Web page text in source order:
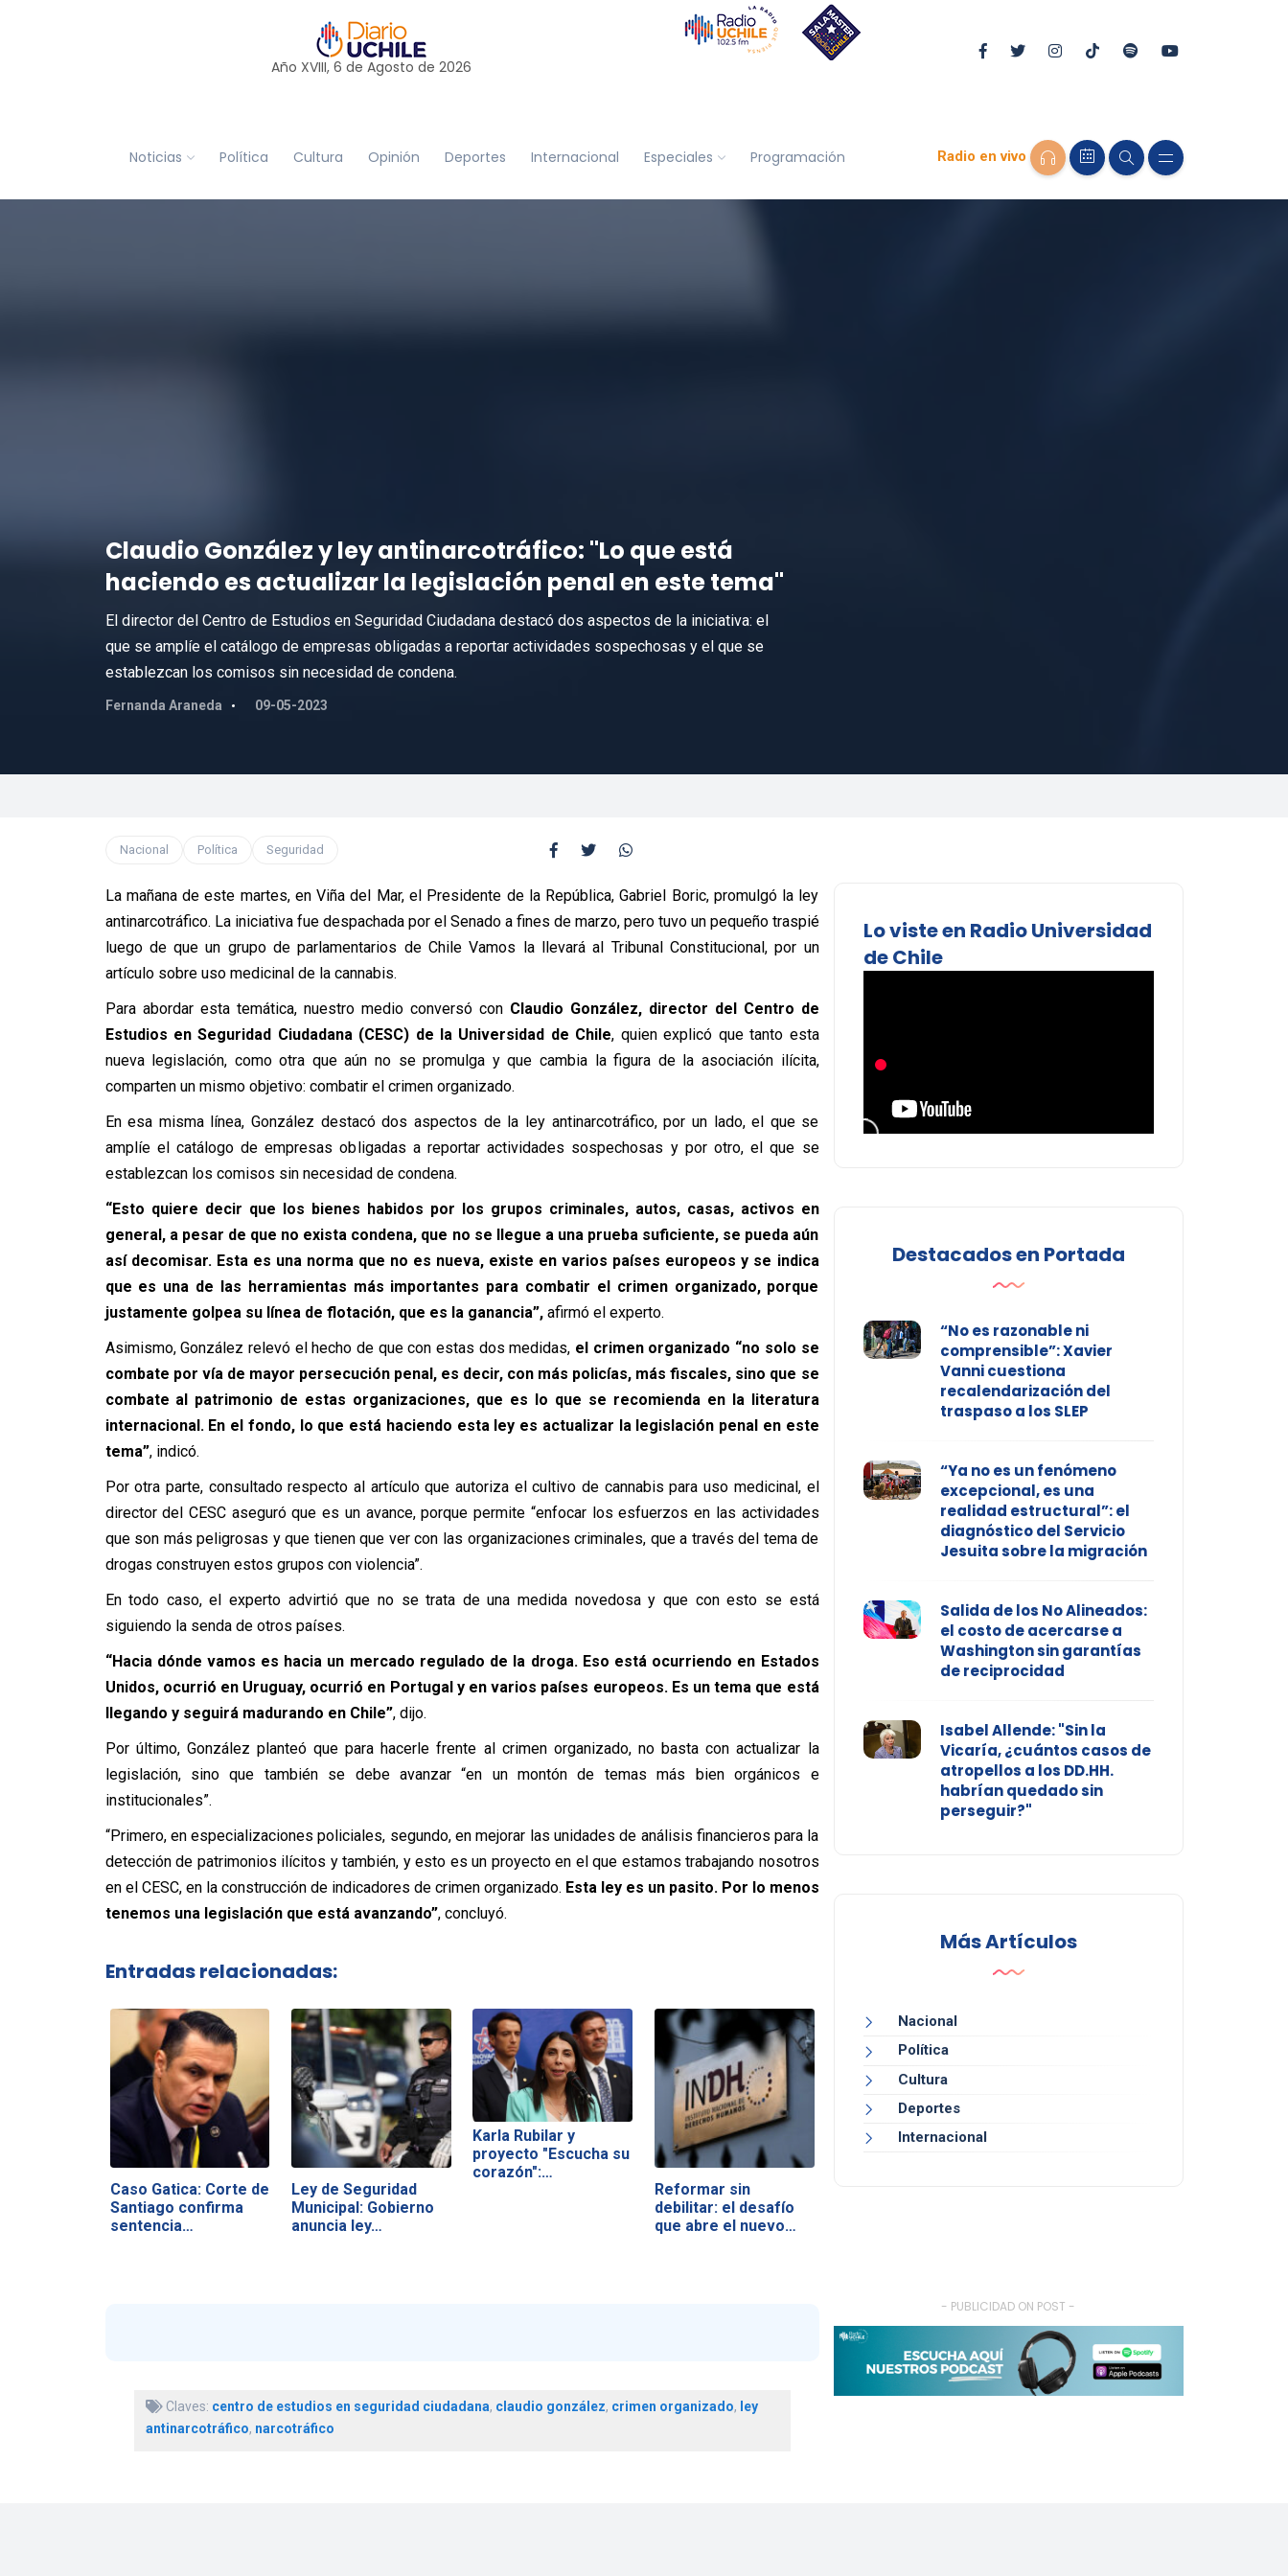
Año XVIII, 6 de Agosto de 2026
Noticias Política Cultura Opinión Deportes Internacional Especiales Programación Radio en vivo
Claudio González y ley antinarcotráfico: "Lo que está
haciendo es actualizar la legislación penal en este tema"
El director del Centro de Estudios en Seguridad Ciudadana destacó dos aspectos de la iniciativa: el
que se amplíe el catálogo de empresas obligadas a reportar actividades sospechosas y el que se
establezcan los comisos sin necesidad de condena.
Fernanda Araneda 09-05-2023
Nacional Política Seguridad
La mañana de este martes, en Viña del Mar, el Presidente de la República, Gabriel Boric, promulgó la ley
antinarcotráfico. La iniciativa fue despachada por el Senado a fines de marzo, pero tuvo un pequeño traspié
luego de que un grupo de parlamentarios de Chile Vamos la llevará al Tribunal Constitucional, por un
artículo sobre uso medicinal de la cannabis.
Para abordar esta temática, nuestro medio conversó con Claudio González, director del Centro de
Estudios en Seguridad Ciudadana (CESC) de la Universidad de Chile, quien explicó que tanto esta
nueva legislación, como otra que aún no se promulga y que cambia la figura de la asociación ilícita,
comparten un mismo objetivo: combatir el crimen organizado.
En esa misma línea, González destacó dos aspectos de la ley antinarcotráfico, por un lado, el que se
amplíe el catálogo de empresas obligadas a reportar actividades sospechosas y por otro, el que se
establezcan los comisos sin necesidad de condena.
“Esto quiere decir que los bienes habidos por los grupos criminales, autos, casas, activos en
general, a pesar de que no exista condena, que no se llegue a una prueba suficiente, se pueda aún
así decomisar. Esta es una norma que no es nueva, existe en varios países europeos y se indica
que es una de las herramientas más importantes para combatir el crimen organizado, porque
justamente golpea su línea de flotación, que es la ganancia”,afirmó el experto.
Asimismo, González relevó el hecho de que con estas dos medidas, el crimen organizado “no solo se
combate por vía de mayor persecución penal, es decir, con más policías, más fiscales, sino que se
combate al patrimonio de estas organizaciones, que es lo que se recomienda en la literatura
internacional. En el fondo, lo que está haciendo esta ley es actualizar la legislación penal en este
tema”, indicó.
Por otra parte, consultado respecto al artículo que autoriza el cultivo de cannabis para uso medicinal, el
director del CESC aseguró que es un avance, porque permite “enfocar los esfuerzos en las actividades
que son más peligrosas y que tienen que ver con las organizaciones criminales, que a través del tema de
drogas construyen estos grupos con violencia”.
En todo caso, el experto advirtió que no se trata de una medida novedosa y que con esto se está
siguiendo la senda de otros países.
“Hacia dónde vamos es hacia un mercado regulado de la droga. Eso está ocurriendo en Estados
Unidos, ocurrió en Uruguay, ocurrió en Portugal y en varios países europeos. Es un tema que está
llegando y seguirá madurando en Chile”, dijo.
Por último, González planteó que para hacerle frente al crimen organizado, no basta con actualizar la
legislación, sino que también se debe avanzar “en un montón de temas más bien orgánicos e
institucionales”.
“Primero, en especializaciones policiales, segundo, en mejorar las unidades de análisis financieros para la
detección de patrimonios ilícitos y también, y esto es un proyecto en el que estamos trabajando nosotros
en el CESC, en la construcción de indicadores de crimen organizado. Esta ley es un pasito. Por lo menos
tenemos una legislación que está avanzando”, concluyó.
Entradas relacionadas:
Caso Gatica: Corte de
Santiago confirma
sentencia…
Ley de Seguridad
Municipal: Gobierno
anuncia ley…
Karla Rubilar y
proyecto "Escucha su
corazón":…
Reformar sin
debilitar: el desafío
que abre el nuevo…
Claves: centro de estudios en seguridad ciudadana, claudio gonzález, crimen organizado, ley
antinarcotráfico, narcotráfico
Lo viste en Radio Universidad
de Chile
Destacados en Portada
“No es razonable ni
comprensible”: Xavier
Vanni cuestiona
recalendarización del
traspaso a los SLEP
“Ya no es un fenómeno
excepcional, es una
realidad estructural”: el
diagnóstico del Servicio
Jesuita sobre la migración
Salida de los No Alineados:
el costo de acercarse a
Washington sin garantías
de reciprocidad
Isabel Allende: "Sin la
Vicaría, ¿cuántos casos de
atropellos a los DD.HH.
habrían quedado sin
perseguir?"
Más Artículos
Nacional
Política
Cultura
Deportes
Internacional
- PUBLICIDAD ON POST -